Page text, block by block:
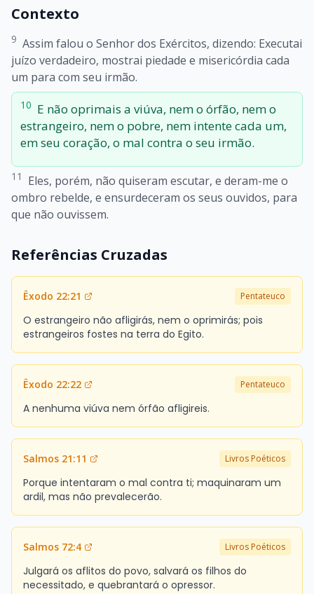
Contexto
9 Assim falou o Senhor dos Exércitos, dizendo: Executai
juízo verdadeiro, mostrai piedade e misericórdia cada
um para com seu irmão.
10 E não oprimais a viúva, nem o órfão, nem o
estrangeiro, nem o pobre, nem intente cada um,
em seu coração, o mal contra o seu irmão.
11
Eles, porém, não quiseram escutar, e deram-me o
ombro rebelde, e ensurdeceram os seus ouvidos, para
que não ouvissem.
Referências Cruzadas
Êxodo 22:21 Pentateuco
O estrangeiro não afligirás, nem o oprimirás; pois
estrangeiros fostes na terra do Egito.
Êxodo 22:22 Pentateuco
A nenhuma viúva nem órfão afligireis.
Salmos 21:11 Livros Poéticos
Porque intentaram o mal contra ti; maquinaram um
ardil, mas não prevalecerão.
Salmos 72:4 Livros Poéticos
Julgará os aflitos do povo, salvará os filhos do
necessitado, e quebrantará o opressor.